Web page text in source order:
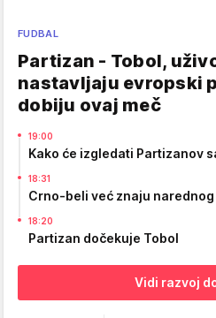
FUDBAL
Partizan - Tobol,
nastavljaju evropski
dobiju ovaj meč
19:00
Kako će izgledati Partizanov
18:31
Crno-beli već znaju
18:20
Partizan dočekuje Tobol
Vidi razvoj